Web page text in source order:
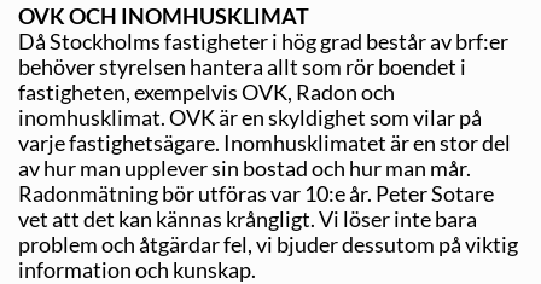
OVK OCH INOMHUSKLIMAT
Då Stockholms fastigheter i hög grad består av brf:er
behöver styrelsen hantera allt som rör boendet i
fastigheten, exempelvis OVK, Radon och
inomhusklimat. OVK är en skyldighet som vilar på
varje fastighetsägare. Inomhusklimatet är en stor del
av hur man upplever sin bostad och hur man mår.
Radonmätning bör utföras var 10:e år. Peter Sotare
vet att det kan kännas krångligt. Vi löser inte bara
problem och åtgärdar fel, vi bjuder dessutom på viktig
information och kunskap.